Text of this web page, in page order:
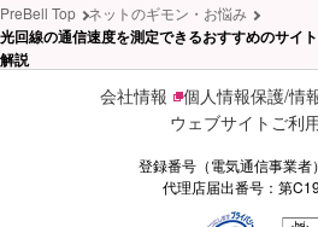
PreBell Top ネットのギモン・お悩み
光回線の通信速度を測定できるおすすめのサイ
解説
会社情報
個人情報保護/情
ウェブサイトご利
登録番号（電気通信事業者
代理店届出番号：第